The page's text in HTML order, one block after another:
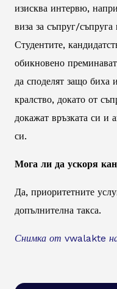
изисква интервю,
виза за съпруг/
Студентите,
обикновено
да споделят защо биха
кралство, докато от
докажат връзката си и
си.
Мога ли да ускоря
Да, приоритетните
допълнителна такса.
Снимка от vwalakte